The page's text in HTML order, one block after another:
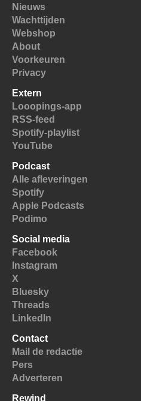
Nieuws
Wachttijden
Webshop
About
Voorkeuren
Privacy
Extern
Looopings-app
RSS-feed
Spotify-playlist
YouTube
Podcast
Alle afleveringen
Spotify
Apple Podcasts
Podimo
Social media
Facebook
Instagram
X
Bluesky
Threads
LinkedIn
Contact
Mail de redactie
Pers
Adverteren
Rewind